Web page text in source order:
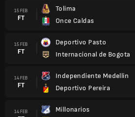
15 FEB
FT
Tolima
Once Caldas
15 FEB
FT
Deportivo Pasto
Internacional de Bogota
14 FEB
FT
Independiente Medellin
Deportivo Pereira
14 FEB
Millonarios